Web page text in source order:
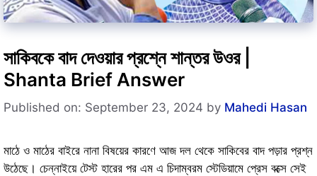
সাকিবকে বাদ দেওয়ার প্রশ্নে শান্তর উওর |
Shanta Brief Answer
Published on: September 23, 2024 by Mahedi Hasan
মাঠে ও মাঠের বাইরে নানা বিষয়ের কারণে আজ দল থেকে সাকিবের বাদ পড়ার প্রশ্ন
উঠেছে। চেন্নাইয়ে টেস্ট হারের পর এম এ চিদাম্বরম স্টেডিয়ামে প্রেস বক্সে সেই